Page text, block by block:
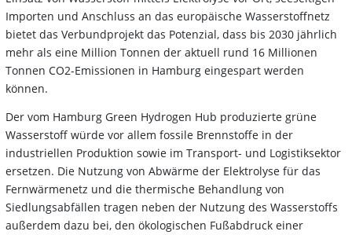
Importen und Anschluss an das europäische Wasserstoffnetz
bietet das Verbundprojekt das Potenzial, dass bis 2030 jährlich
mehr als eine Million Tonnen der aktuell rund 16 Millionen
Tonnen CO2-Emissionen in Hamburg eingespart werden
können.
Der vom Hamburg Green Hydrogen Hub produzierte grüne
Wasserstoff würde vor allem fossile Brennstoffe in der
industriellen Produktion sowie im Transport- und Logistiksektor
ersetzen. Die Nutzung von Abwärme der Elektrolyse für das
Fernwärmenetz und die thermische Behandlung von
Siedlungsabfällen tragen neben der Nutzung des Wasserstoffs
außerdem dazu bei, den ökologischen Fußabdruck einer